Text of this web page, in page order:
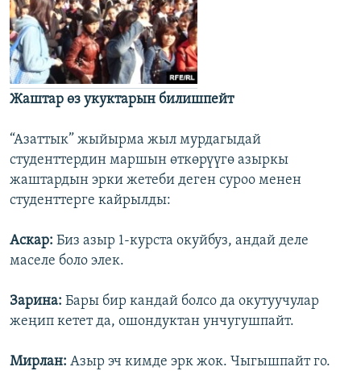
Жаштар өз укуктарын билишпейт
“Азаттык” жыйырма жыл мурдагыдай
студенттердин маршын өткөрүүгө азыркы
жаштардын эрки жетеби деген суроо менен
студенттерге кайрылды:
Аскар: Биз азыр 1-курста окуйбуз, андай деле
маселе боло элек.
Зарина: Бары бир кандай болсо да окутуучулар
жеңип кетет да, ошондуктан унчугушпайт.
Мирлан: Азыр эч кимде эрк жок. Чыгышпайт го.